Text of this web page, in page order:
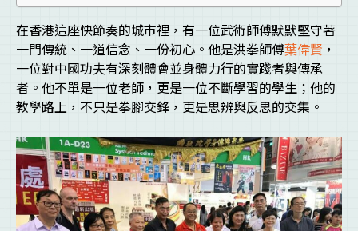
在香港這座快節奏的城市裡，有一位武術師傅默默堅守著
一門傳統、一道信念、一份初心。他是洪拳師傅葉偉賢 ，
一位對中國功夫有深刻體會並身體力行的實踐者與傳承
者。他不單是一位老師，更是一位不斷學習的學生；他的
教學路上，不只是拳腳交鋒，更是思辨與反思的交集。